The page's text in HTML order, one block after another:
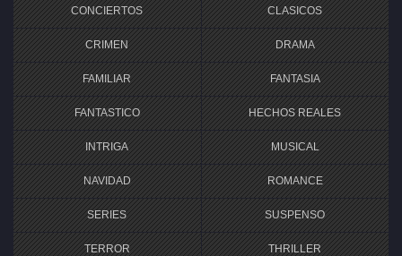
CONCIERTOS CLASICOS
CRIMEN DRAMA
FAMILIAR FANTASIA
FANTASTICO HECHOS REALES
INTRIGA MUSICAL
NAVIDAD ROMANCE
SERIES SUSPENSO
TERROR THRILLER